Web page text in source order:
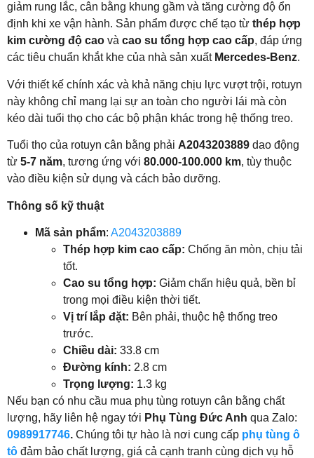
giảm rung lắc, cân bằng khung gầm và tăng cường độ ổn
định khi xe vận hành. Sản phẩm được chế tạo từ thép hợp
kim cường độ cao và cao su tổng hợp cao cấp, đáp ứng
các tiêu chuẩn khắt khe của nhà sản xuất Mercedes-Benz.
Với thiết kế chính xác và khả năng chịu lực vượt trội, rotuyn
này không chỉ mang lại sự an toàn cho người lái mà còn
kéo dài tuổi thọ cho các bộ phận khác trong hệ thống treo.
Tuổi thọ của rotuyn cân bằng phải A2043203889 dao động
từ 5-7 năm, tương ứng với 80.000-100.000 km, tùy thuộc
vào điều kiện sử dụng và cách bảo dưỡng.
Thông số kỹ thuật
Mã sản phẩm: A2043203889
Thép hợp kim cao cấp: Chống ăn mòn, chịu tải
tốt.
Cao su tổng hợp: Giảm chấn hiệu quả, bền bỉ
trong mọi điều kiện thời tiết.
Vị trí lắp đặt: Bên phải, thuộc hệ thống treo
trước.
Chiều dài: 33.8 cm
Đường kính: 2.8 cm
Trọng lượng: 1.3 kg
Nếu bạn có nhu cầu mua phụ tùng rotuyn cân bằng chất
lượng, hãy liên hệ ngay tới Phụ Tùng Đức Anh qua Zalo:
0989917746. Chúng tôi tự hào là nơi cung cấp phụ tùng ô
tô đảm bảo chất lượng, giá cả cạnh tranh cùng dịch vụ hỗ